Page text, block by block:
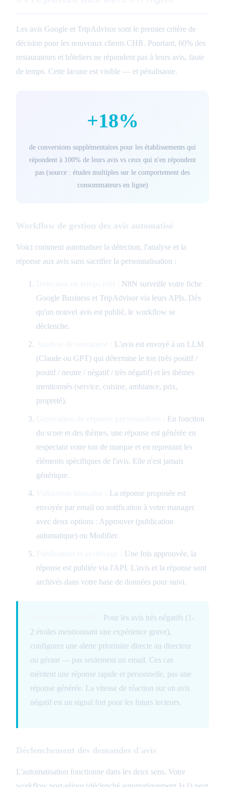
Les avis Google et TripAdvisor sont le premier critère de
décision pour les nouveaux clients CHR. Pourtant, 60% des
restaurateurs et hôteliers ne répondent pas à leurs avis, faute
de temps. Cette lacune est visible — et pénalisante.
+18%
de conversions supplémentaires pour les établissements qui
répondent à 100% de leurs avis vs ceux qui n'en répondent
pas (source : études multiples sur le comportement des
consommateurs en ligne)
Workflow de gestion des avis automatisé
Voici comment automatiser la détection, l'analyse et la
réponse aux avis sans sacrifier la personnalisation :
N8N surveille votre fiche
Google Business et TripAdvisor via leurs APIs. Dès
qu'un nouvel avis est publié, le workflow se
déclenche.
L'avis est envoyé à un LLM
(Claude ou GPT) qui détermine le ton (très positif /
positif / neutre / négatif / très négatif) et les thèmes
mentionnés (service, cuisine, ambiance, prix,
propreté).
En fonction
du score et des thèmes, une réponse est générée en
respectant votre ton de marque et en reprenant les
éléments spécifiques de l'avis. Elle n'est jamais
générique.
La réponse proposée est
envoyée par email ou notification à votre manager
avec deux options : Approuver (publication
automatique) ou Modifier.
Une fois approuvée, la
réponse est publiée via l'API. L'avis et la réponse sont
archivés dans votre base de données pour suivi.
Pour les avis très négatifs (1-
2 étoiles mentionnant une expérience grave),
configurez une alerte prioritaire directe au directeur
ou gérant — pas seulement un email. Ces cas
méritent une réponse rapide et personnelle, pas une
réponse générée. La vitesse de réaction sur un avis
négatif est un signal fort pour les futurs lecteurs.
Déclenchement des demandes d'avis
L'automatisation fonctionne dans les deux sens. Votre